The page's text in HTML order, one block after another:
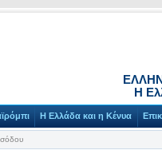
Η
Η Ελλάδα και η Κένυα